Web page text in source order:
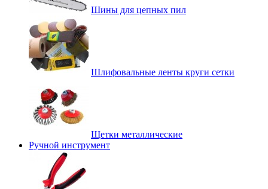
Шины для цепных пил
Шлифовальные ленты круги сетки
Щетки металлические
Ручной инструмент